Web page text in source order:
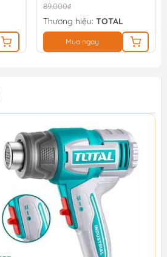
89.000₫
Thương hiệu: TOTAL
Mua ngay